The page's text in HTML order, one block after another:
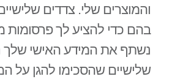
והמוצרים שלי. צדדים
בהם כדי להציע לך פרסומות
נשתף את המידע האישי שלך
שלישיים שהסכימו להגן על